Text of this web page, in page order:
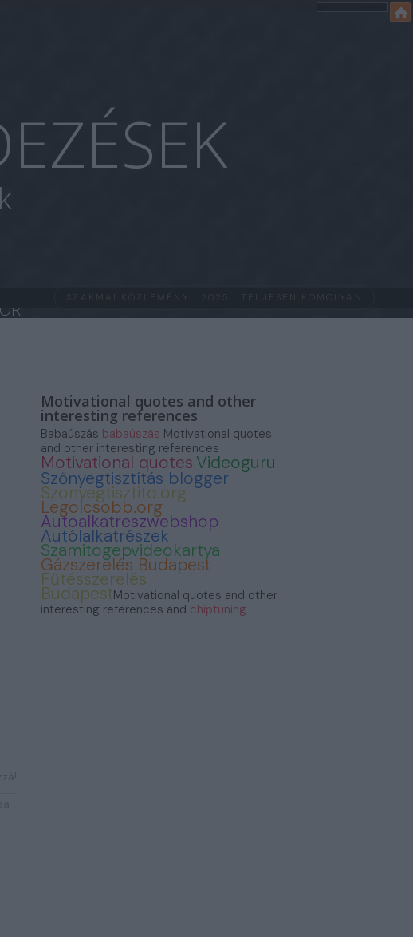
Motivational quotes and other
interesting references
Babaúszás babaúszás Motivational quotes
and other interesting references
Motivational quotes Videoguru
Szőnyegtisztítás blogger
Szonyegtisztito.org
Legolcsobb.org
Autoalkatreszwebshop
Autólalkatrészek
Szamitogepvideokartya
Gázszerelés Budapest
Fűtésszerelés
BudapestMotivational quotes and other
interesting references and chiptuning
SZAKMAI KÖZLEMÉNY · 2025 · TELJESEN KOMOLYAN